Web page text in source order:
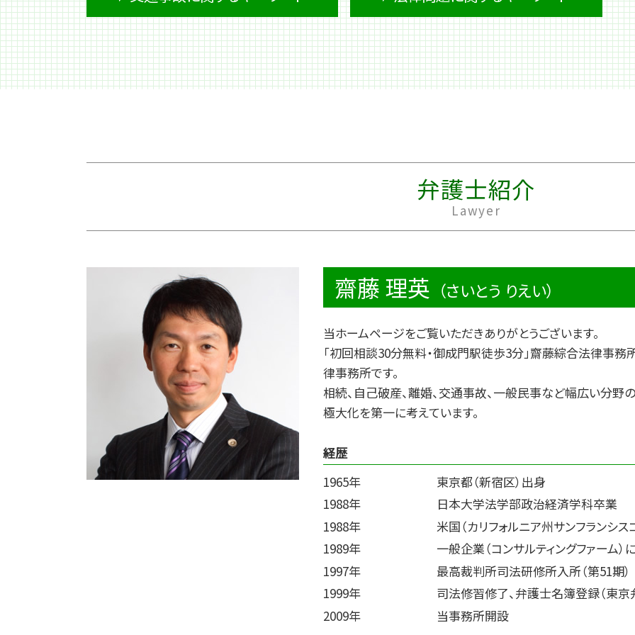
遺産 遺留分
遺留分侵害額請求
遺留分 放棄
相続 財産
遺留分 計算
遺産分割 調停
遺産 税金
成年後見人 相続
成年後見制度 デメリット
遺言書 無効
相続 土地
借金 計算
会社 借金
破産 管財人
個人再生 流れ
借金 調査
株 借金
借金 踏み倒し
破産 流れ
借金 利子
キャッシング 返済
個人再生 住宅ローン
個人再生 費用
事故 示談書
交通事故 診断書
バイク事故 死亡
休業損害 主婦
事故 賠償金
交通事故 過失割合
示談金 相場
後遺障害 申請
交差点 事故 過失割合
交通事故 入院 慰謝料
人身事故 行政処分
後遺障害等級申請 事前認定
損害賠償 時効
契約 トラブル 法律問題
親子 法律問題
出版 法律問題
労働問題 セクハラ 弁護士
公正証書 法律
商法 法律問題
家事事件 法律
不動産登記 法律
労働問題 パワハラ 相談
法人登記 法律
過払い請求 法律事務所
明渡しとは 不動産
親権 法律問題
労働問題 相談 弁護士
弁護士紹介
Lawyer
齋藤 理英 （さいとう りえい）
当ホームページをご覧いただきありがとうございます。
「初回相談30分無料・御成門駅徒歩3分」齋藤綜合法律事務
律事務所です。
相続、自己破産、離婚、交通事故、一般民事など幅広い分野
極大化を第一に考えています。
経歴
1965年
東京都（新宿区）出身
1988年
日本大学法学部政治経済学科卒業
1988年
米国（カリフォルニア州サンフランシス
1989年
一般企業（コンサルティングファーム）
1997年
最高裁判所司法研修所入所（第51期）
1999年
司法修習修了、弁護士名簿登録（東京
2009年
当事務所開設